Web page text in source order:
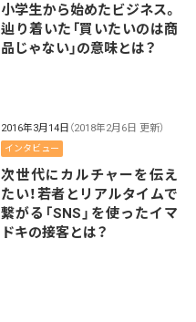
小学生から始めたビジネス。
辿り着いた「買いたいのは商
品じゃない」の意味とは？
2016年3月14日 （2018年2月6日 更新）
インタビュー
次世代にカルチャーを伝え
たい！若者とリアルタイムで
繋がる「SNS」を使ったイマ
ドキの接客とは？